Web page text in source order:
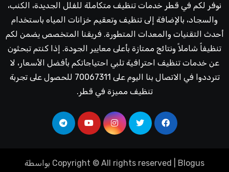
نوفر لكم في قطر خدمات تنظيف متكاملة للفلل الجديدة، الكنب،
والسجاد، بالإضافة إلى تنظيف وتعقيم خزانات المياه باستخدام
أحدث التقنيات والمعدات المتطورة. فريقنا المتخصص يضمن لكم
تنظيفاً شاملاً ونتائج ممتازة بأعلى معايير الجودة. إذا كنتم تبحثون
عن خدمات تنظيف احترافية تلبي احتياجاتكم بأفضل الأسعار، لا
تترددوا في الاتصال بنا اليوم على 70067311 للحصول على تجربة
تنظيف مميزة في قطر.
Copyright © All rights reserved Blogus
بواسطة